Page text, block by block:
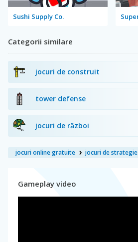
Sushi Supply Co.
Categorii similare
jocuri de construit
tower defense
jocuri de război
jocuri online gratuite jocuri de strategie
Gameplay video